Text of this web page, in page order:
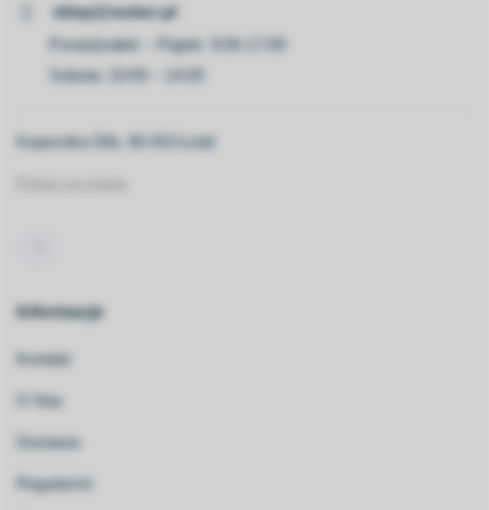
sklep@molarr.pl
Poniedziałek – Piątek: 9:00-17:00
Sobota: 10:00 – 14:00
Kopernika 55b, 90-553 Łódź
Informacje
Kontakt
O Nas
Dostawa
Regulamin